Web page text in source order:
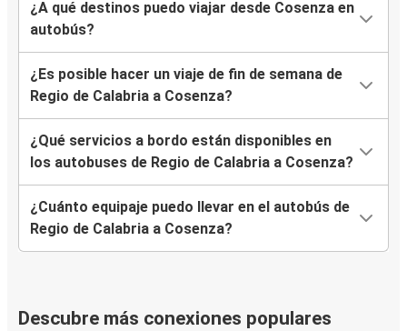
¿A qué destinos puedo viajar desde Cosenza en
autobús?
¿Es posible hacer un viaje de fin de semana de
Regio de Calabria a Cosenza?
¿Qué servicios a bordo están disponibles en
los autobuses de Regio de Calabria a Cosenza?
¿Cuánto equipaje puedo llevar en el autobús de
Regio de Calabria a Cosenza?
Descubre más conexiones populares